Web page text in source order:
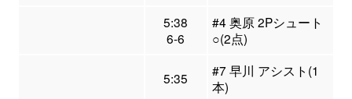
5:38
6-6
#4 奥原 2Pシュート
○(2点)
5:35
#7 早川 アシスト(1
本)